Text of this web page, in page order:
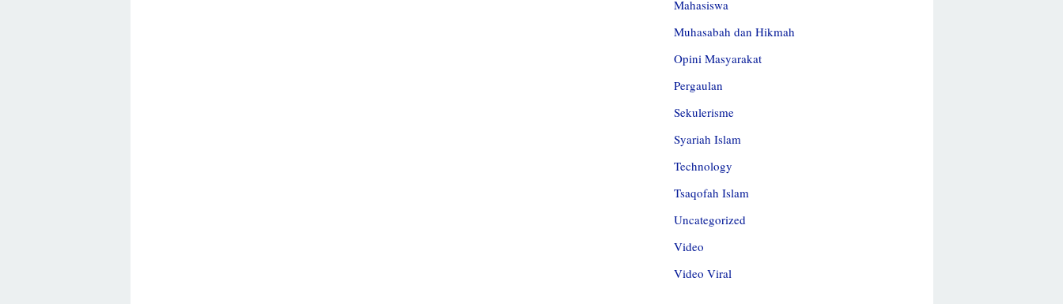
Mahasiswa
Muhasabah dan Hikmah
Opini Masyarakat
Pergaulan
Sekulerisme
Syariah Islam
Technology
Tsaqofah Islam
Uncategorized
Video
Video Viral